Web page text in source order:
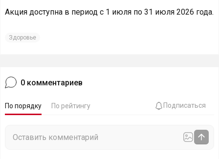
Акция доступна в период с 1 июля по 31 июля 2026 года.
Здоровье
0 комментариев
По порядку По рейтингу Подписаться